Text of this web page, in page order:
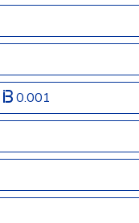
0.001